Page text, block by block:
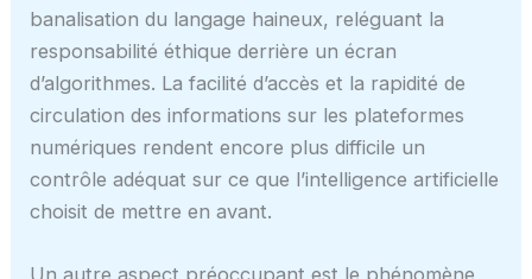
banalisation du langage haineux, reléguant la
responsabilité éthique derrière un écran
d’algorithmes. La facilité d’accès et la rapidité de
circulation des informations sur les plateformes
numériques rendent encore plus difficile un
contrôle adéquat sur ce que l’intelligence artificielle
choisit de mettre en avant.
Un autre aspect préoccupant est le phénomène